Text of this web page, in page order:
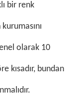
bir renk
olarak 10
kısadır, bundan